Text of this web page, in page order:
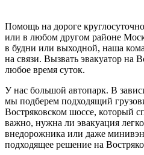
Помощь на дороге
или в любом другом районе
в будни или выходной, наша
на связи. Вызвать эвакуатор на
любое время суток.
У нас большой автопарк. В
мы подберем подходящий
Востряковском шоссе, который
важно, нужна ли эвакуация
внедорожника или даже
подходящее решение на